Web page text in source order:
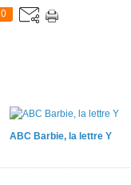
0
ABC Barbie, la lettre Y